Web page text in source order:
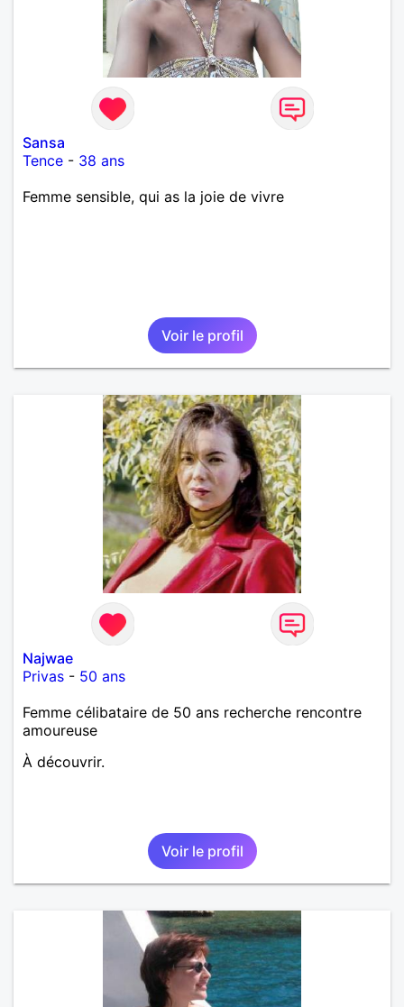
Sansa
Tence - 38 ans
Femme sensible, qui as la joie de vivre
Voir le profil
Najwae
Privas - 50 ans
Femme célibataire de 50 ans recherche rencontre
amoureuse
À découvrir.
Voir le profil